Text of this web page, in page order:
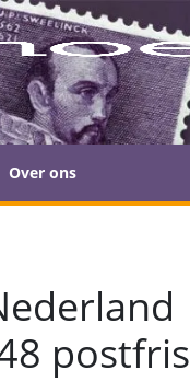
Over ons
postfris